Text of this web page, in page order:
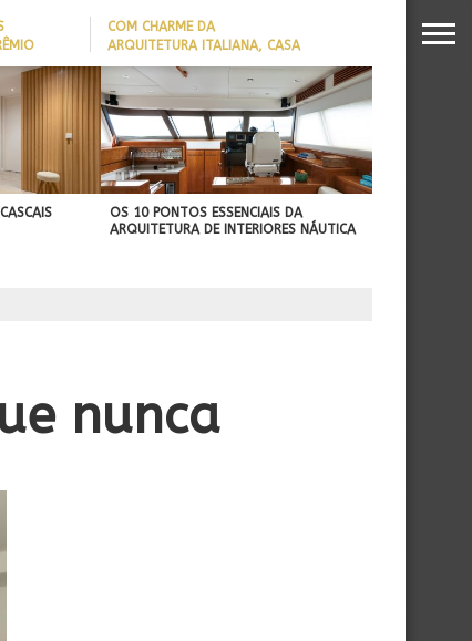
COM CHARME DA
ARQUITETURA ITALIANA, CASA
DE VILA COM 120M² GANHA
‘CARTÃO DE VISITAS’ COM
PAREDE DE TIJOLOS
APARENTES; CONFIRA
OS 10 PONTOS ESSENCIAIS DA
ARQUITETURA DE INTERIORES NÁUTICA
nunca